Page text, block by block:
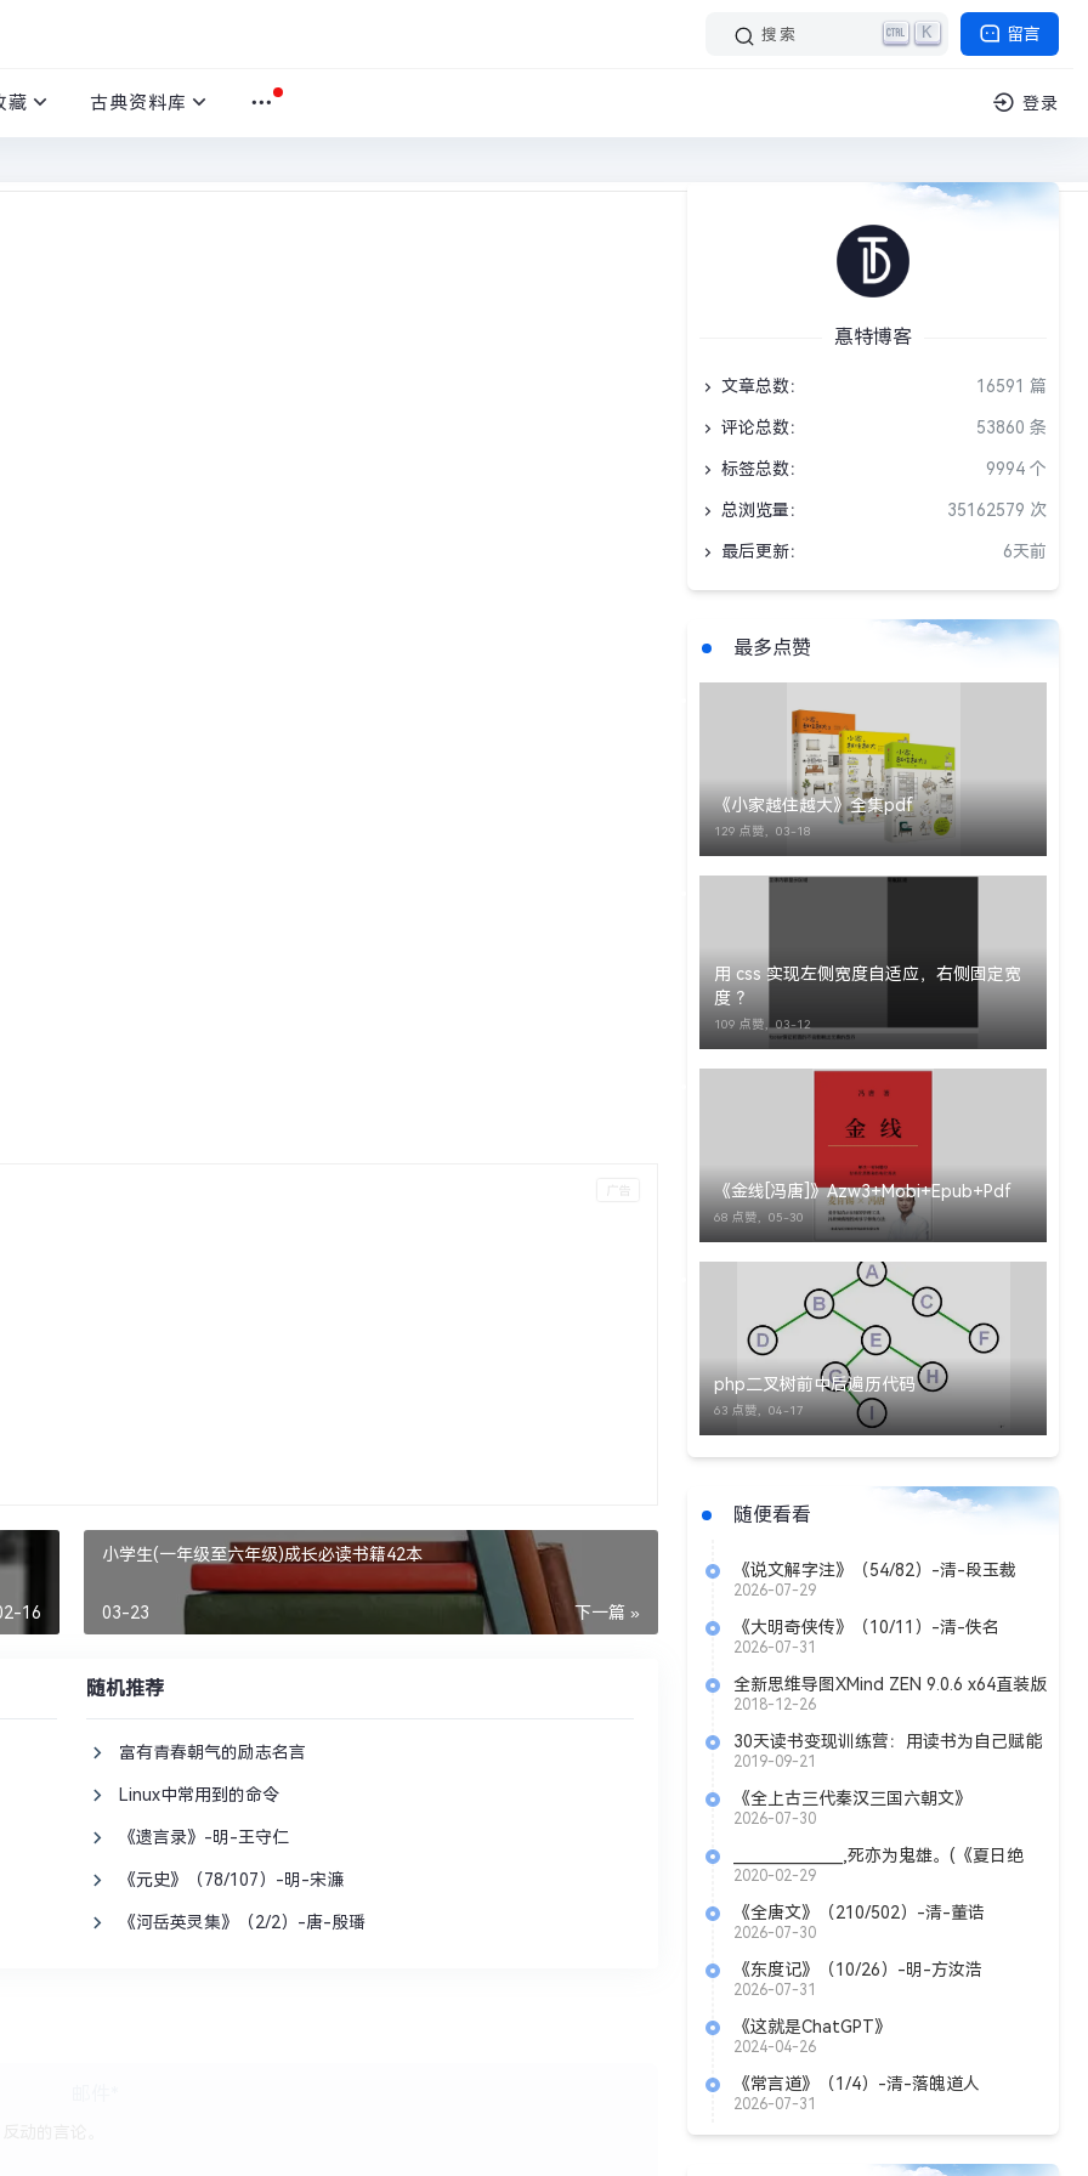
留言
搜索 K
藏 古典资料库 登录
的合法权益，请联系本站我们会及时删除。
自行鉴别，做一个有主见和判断力的用户。
，否则产生的一切后果将由下载用户自行承担。
16
小学生(一年级至六年级)成长必读书籍42本
下一篇 »
03-23
随机推荐
富有青春朝气的励志名言
Linux中常用到的命令
《遗言录》-明-王守仁
《元史》（78/107）-明-宋濂
《河岳英灵集》（2/2）-唐-殷璠
惪特博客
文章总数： 16591 篇
评论总数： 53860 条
标签总数： 9994 个
总浏览量： 35162579 次
最后更新： 6天前
最多点赞
《小家越住越大》全集pdf
129 点赞， 03-18
用 css 实现左侧宽度自适应，右侧固定宽
度 ？
109 点赞， 03-12
《金线[冯唐]》Azw3+Mobi+Epub+Pdf
68 点赞， 05-30
php二叉树前中后遍历代码
63 点赞， 04-17
随便看看
《说文解字注》（54/82）-清-段玉裁
2026-07-29
《大明奇侠传》（10/11）-清-佚名
2026-07-31
全新思维导图XMind ZEN 9.0.6 x64直装版
2018-12-26
30天读书变现训练营：用读书为自己赋能
2019-09-21
《全上古三代秦汉三国六朝文》
（212/305）-清-严可均
2026-07-30
_______________,死亦为鬼雄。(《夏日绝
句》 李清照)
2020-02-29
《全唐文》（210/502）-清-董诰
2026-07-30
《东度记》（10/26）-明-方汝浩
2026-07-31
《这就是ChatGPT》
Azw3+Epub+Mobi+Pdf
2024-04-26
《常言道》（1/4）-清-落魄道人
2026-07-31